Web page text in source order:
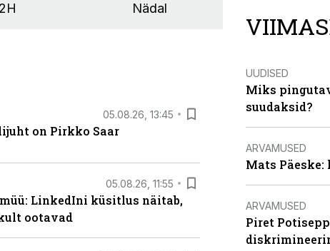
Nädal
05.08.26, 13:45
on Pirkko Saar
05.08.26, 11:55
LinkedIni küsitlus näitab,
ootavad
UUDISED
Miks
suudaksid?
ARVAMUSED
Mats Päeske:
ARVAMUSED
Piret